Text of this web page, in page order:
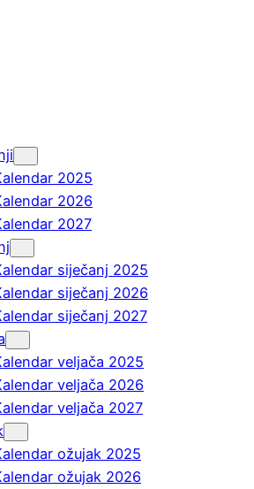
2025
2026
2027
siječanj 2025
siječanj 2026
siječanj 2027
veljača 2025
veljača 2026
veljača 2027
ožujak 2025
ožujak 2026